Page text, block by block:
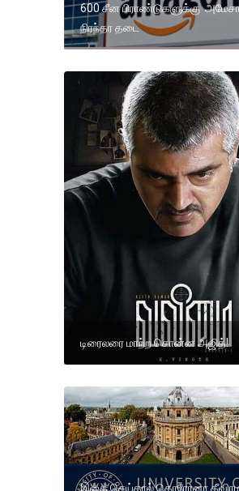
600 சீன பிராண்டுகளுக்கு
நிரந்தர தடை
டிரைலரை மாற்ற சொன்ன அஜித்!
இதை செய்தால் கொரோனா